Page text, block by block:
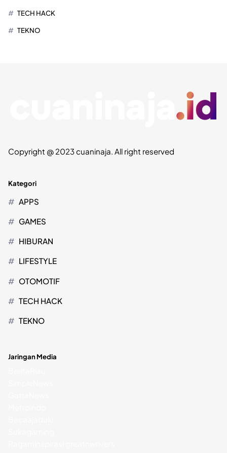
TECH HACK
TEKNO
Copyright @ 2023 cuaninaja. All right reserved
Kategori
APPS
GAMES
HIBURAN
LIFESTYLE
OTOMOTIF
TECH HACK
TEKNO
Jaringan Media